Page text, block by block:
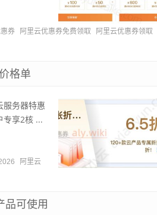
券 阿里云优惠券免费领取 阿里云优惠券领取
格单
服务器特惠
专享2核 ...
阿里云
品可使用